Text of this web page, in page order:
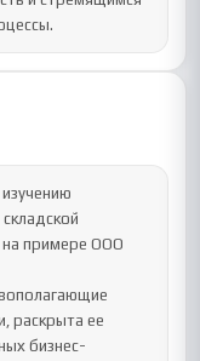
на примере ООО
раскрыта ее
бизнес-